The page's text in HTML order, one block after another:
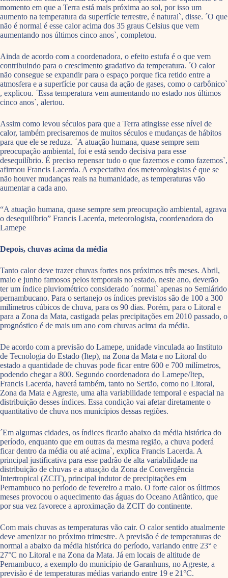
momento em que a Terra está mais próxima ao sol, por isso um
aumento na temperatura da superfície terrestre, é natural`, disse. ´O que
não é normal é esse calor acima dos 35 graus Celsius que vem
aumentando nos últimos cinco anos`, completou.
Ainda de acordo com a coordenadora, o efeito estufa é o que vem
contribuindo para o crescimento gradativo da temperatura. ´O calor
não consegue se expandir para o espaço porque fica retido entre a
atmosfera e a superfície por causa da ação de gases, como o carbônico`
, explicou. ´Essa temperatura vem aumentando no estado nos últimos
cinco anos`, alertou.
Assim como levou séculos para que a Terra atingisse esse nível de
calor, também precisaremos de muitos séculos e mudanças de hábitos
para que ele se reduza. ´A atuação humana, quase sempre sem
preocupação ambiental, foi e está sendo decisiva para esse
desequilíbrio. É preciso repensar tudo o que fazemos e como fazemos`,
afirmou Francis Lacerda. A expectativa dos meteorologistas é que se
não houver mudanças reais na humanidade, as temperaturas vão
aumentar a cada ano.
“A atuação humana, quase sempre sem preocupação ambiental, agrava
o desequilíbrio” Francis Lacerda, meteorologista, coordenadora do
Lamepe
Depois, chuvas acima da média
Tanto calor deve trazer chuvas fortes nos próximos três meses. Abril,
maio e junho famosos pelos temporais no estado, neste ano, deverão
ter um índice pluviométrico considerado ´normal` apenas no Semiárido
pernambucano. Para o sertanejo os índices previstos são de 100 a 300
milímetros cúbicos de chuva, para os 90 dias. Porém, para o Litoral e
para a Zona da Mata, castigada pelas precipitações em 2010 passado, o
prognóstico é de mais um ano com chuvas acima da média.
De acordo com a previsão do Lamepe, unidade vinculada ao Instituto
de Tecnologia do Estado (Itep), na Zona da Mata e no Litoral do
estado a quantidade de chuvas pode ficar entre 600 e 700 milímetros,
podendo chegar a 800. Segundo coordenadora do Lamepe/Itep,
Francis Lacerda, haverá também, tanto no Sertão, como no Litoral,
Zona da Mata e Agreste, uma alta variabilidade temporal e espacial na
distribuição desses índices. Essa condição vai afetar diretamente o
quantitativo de chuva nos municípios dessas regiões.
´Em algumas cidades, os índices ficarão abaixo da média histórica do
período, enquanto que em outras da mesma região, a chuva poderá
ficar dentro da média ou até acima`, explica Francis Lacerda. A
principal justificativa para esse padrão de alta variabilidade na
distribuição de chuvas e a atuação da Zona de Convergência
Intertropical (ZCIT), principal indutor de precipitações em
Pernambuco no período de fevereiro a maio. O forte calor os últimos
meses provocou o aquecimento das águas do Oceano Atlântico, que
por sua vez favorece a aproximação da ZCIT do continente.
Com mais chuvas as temperaturas vão cair. O calor sentido atualmente
deve amenizar no próximo trimestre. A previsão é de temperaturas de
normal a abaixo da média histórica do período, variando entre 23° e
27°C no Litoral e na Zona da Mata. Já em locais de altitude de
Pernambuco, a exemplo do município de Garanhuns, no Agreste, a
previsão é de temperaturas médias variando entre 19 e 21°C.